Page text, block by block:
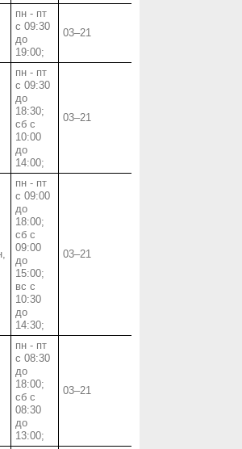
пн - пт
с 09:30
до
19:00;
03‒21
пн - пт
с 09:30
до
18:30;
сб с
10:00
до
14:00;
03‒21
пн - пт
с 09:00
до
18:00;
сб с
09:00
до
15:00;
вс с
10:30
до
14:30;
03‒21
пн - пт
с 08:30
до
18:00;
сб с
08:30
до
13:00;
03‒21